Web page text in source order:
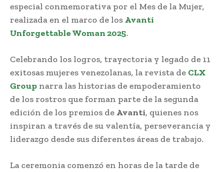
especial conmemorativa por el Mes de la Mujer,
realizada en el marco de los Avanti
Unforgettable Woman 2025.
Celebrando los logros, trayectoria y legado de 11
exitosas mujeres venezolanas, la revista de CLX
Group narra las historias de empoderamiento
de los rostros que forman parte de la segunda
edición de los premios de Avanti, quienes nos
inspiran a través de su valentía, perseverancia y
liderazgo desde sus diferentes áreas de trabajo.
La ceremonia comenzó en horas de la tarde de